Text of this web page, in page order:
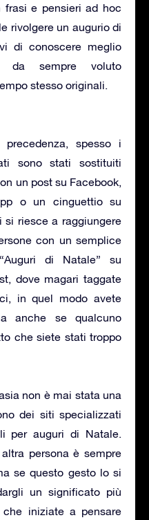
frasi e pensieri ad hoc
rivolgere un augurio di
di conoscere meglio
da sempre voluto
stesso originali.
spesso i
sono stati sostituiti
un post su Facebook,
o un cinguettio su
si riesce a raggiungere
con un semplice
di Natale” su
dove magari taggate
in quel modo avete
anche se qualcuno
che siete stati troppo
non è mai stata una
dei siti specializzati
per auguri di Natale.
persona è sempre
se questo gesto lo si
un significato più
iniziate a pensare